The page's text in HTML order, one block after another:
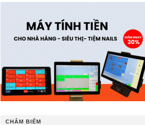
CHÂM BIẾM